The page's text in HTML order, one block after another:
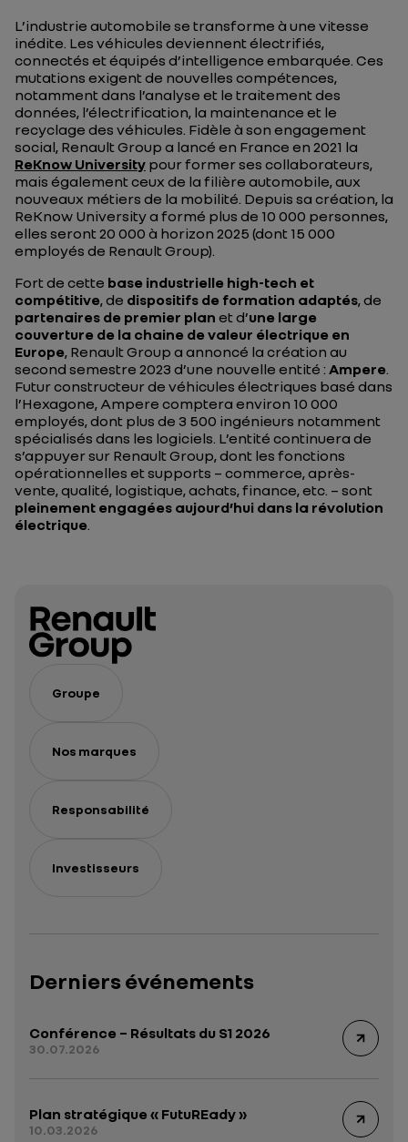
L’industrie automobile se transforme à une vitesse
inédite. Les véhicules deviennent électrifiés,
connectés et équipés d’intelligence embarquée. Ces
mutations exigent de nouvelles compétences,
notamment dans l’analyse et le traitement des
données, l’électrification, la maintenance et le
recyclage des véhicules. Fidèle à son engagement
social, Renault Group a lancé en France en 2021 la
ReKnow University pour former ses collaborateurs,
mais également ceux de la filière automobile, aux
nouveaux métiers de la mobilité. Depuis sa création, la
ReKnow University a formé plus de 10 000 personnes,
elles seront 20 000 à horizon 2025 (dont 15 000
employés de Renault Group).
Fort de cette base industrielle high-tech et
compétitive, de dispositifs de formation adaptés, de
partenaires de premier plan et d’une large
couverture de la chaine de valeur électrique en
Europe, Renault Group a annoncé la création au
second semestre 2023 d’une nouvelle entité : Ampere.
Futur constructeur de véhicules électriques basé dans
l’Hexagone, Ampere comptera environ 10 000
employés, dont plus de 3 500 ingénieurs notamment
spécialisés dans les logiciels. L’entité continuera de
s’appuyer sur Renault Group, dont les fonctions
opérationnelles et supports – commerce, après-
vente, qualité, logistique, achats, finance, etc. – sont
pleinement engagées aujourd’hui dans la révolution
électrique.
Groupe
Nos marques
Responsabilité
Investisseurs
Derniers événements
Conférence – Résultats du S1 2026
30.07.2026
Plan stratégique « FutuREady »
10.03.2026